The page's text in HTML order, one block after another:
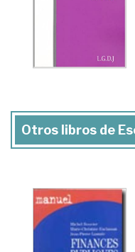
Otros libros de